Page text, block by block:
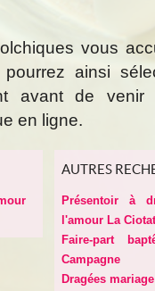
vous
ainsi
avant de
en ligne.
AUTRES
Présentoir à
l'amour La
Faire-part
Campagne
Dragées